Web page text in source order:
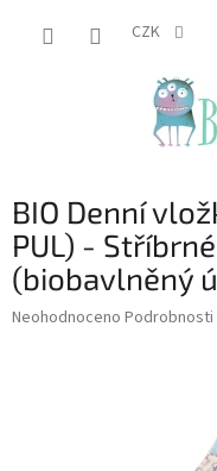
CZK
BIO Denní
PUL) -
(biobavlněný
Průměrné
Neohodnoceno